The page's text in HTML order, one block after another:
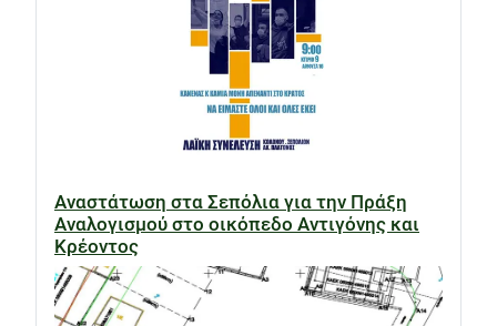
Αναστάτωση στα Σεπόλια για την Πράξη
Αναλογισμού στο οικόπεδο Αντιγόνης και
Κρέοντος